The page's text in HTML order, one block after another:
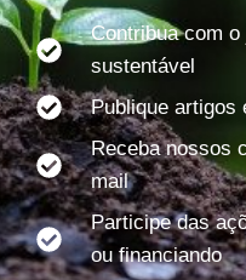
Contribua com
sustentável
Publique artigos
Receba nossos
mail
Participe das
ou financiando